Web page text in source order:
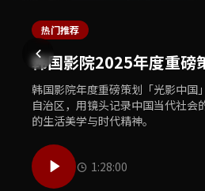
热门推荐
韩国影院2025年度重磅
韩国影院年度重磅策划「光影中国
自治区，用镜头记录中国当代社会
的生活美学与时代精神。
1:28:00
最新上线
韩国影院独家首播：犯
追凶》
韩国影院全网独家首播年度犯罪悬
聚顶级主创团队，打造国产悬疑类
弦的剧情让观众欲罢不能。
独家专题
韩国影院文化之旅：敦
工程纪实
韩国影院历时三年跟拍敦煌莫高窟
众展示文物修复师的日常工作与千
技术，致敬守护文明的工作者。
体育精选
韩国影院体育盛典：
彩集锦
韩国影院体育频道精心制作2025
锦，收录每一个激动人心的进球瞬
及赛场上最感人的球员故事。
美食推荐
韩国影院美食探索：中
韩国影院美食团队走遍大江南北，
饮品牌，用镜头记录传统烹饪技艺
独特魅力，唤醒你的味蕾记忆。
50:00